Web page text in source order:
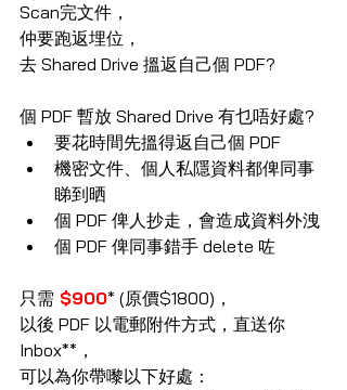
Scan完文件，
仲要跑返埋位，
去 Shared Drive 搵返自己個 PDF?
個 PDF 暫放 Shared Drive 有乜唔好處?
要花時間先搵得返自己個 PDF
機密文件、個人私隱資料都俾同事
睇到晒
個 PDF 俾人抄走，會造成資料外洩
個 PDF 俾同事錯手 delete 咗
只需 $900* (原價$1800)，
以後 PDF 以電郵附件方式，直送你
Inbox**，
可以為你帶嚟以下好處：